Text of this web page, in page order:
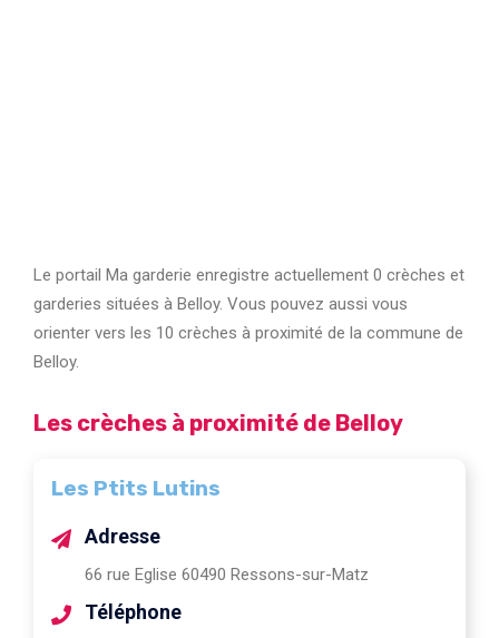
Le portail Ma garderie enregistre actuellement 0 crèches et
garderies situées à Belloy. Vous pouvez aussi vous
orienter vers les 10 crèches à proximité de la commune de
Belloy.
Les crèches à proximité de Belloy
Les Ptits Lutins
Adresse
66 rue Eglise 60490 Ressons-sur-Matz
Téléphone